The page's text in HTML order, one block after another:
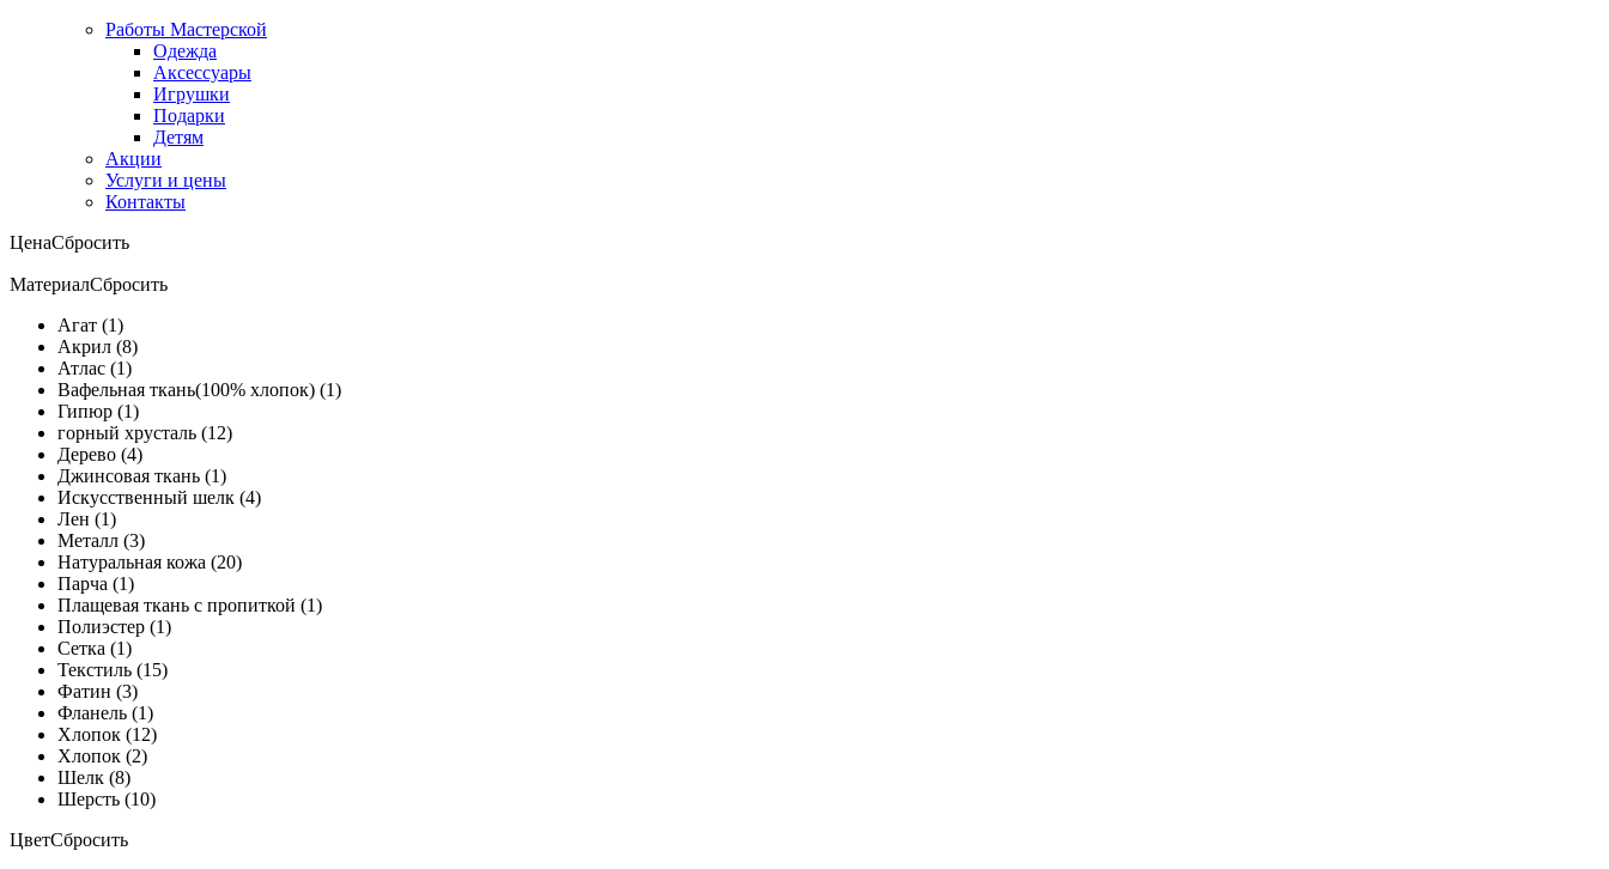
Работы Мастерской
Одежда
Аксессуары
Игрушки
Подарки
Детям
Акции
Услуги и цены
Контакты
ЦенаСбросить
МатериалСбросить
Агат (1)
Акрил (8)
Атлас (1)
Вафельная ткань(100% хлопок) (1)
Гипюр (1)
горный хрусталь (12)
Дерево (4)
Джинсовая ткань (1)
Искусственный шелк (4)
Лен (1)
Металл (3)
Натуральная кожа (20)
Парча (1)
Плащевая ткань с пропиткой (1)
Полиэстер (1)
Сетка (1)
Текстиль (15)
Фатин (3)
Фланель (1)
Хлопок (12)
Хлопок (2)
Шелк (8)
Шерсть (10)
ЦветСбросить